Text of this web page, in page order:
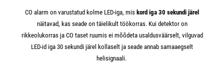
CO alarm on varustatud kolme LED-iga, mis kord iga 30 sekundi järel
näitavad, kas seade on täielikult töökorras. Kui detektor on
rikkeolukorras ja CO taset ruumis ei mõõdeta usaldusväärselt, vilguvad
LED-id iga 30 sekundi järel kollaselt ja seade annab samaaegselt
helisignaali.